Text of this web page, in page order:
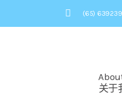
(65)
关于